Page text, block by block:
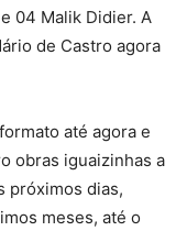
04 Malik Didier. A
de Castro agora
até agora e
obras iguaizinhas a
próximos dias,
meses, até o